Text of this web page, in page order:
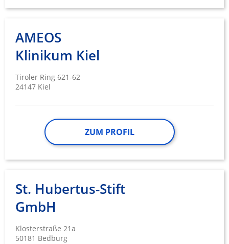
AMEOS
Klinikum Kiel
Tiroler Ring 621-62
24147 Kiel
ZUM PROFIL
St. Hubertus-Stift
GmbH
Klosterstraße 21a
50181 Bedburg